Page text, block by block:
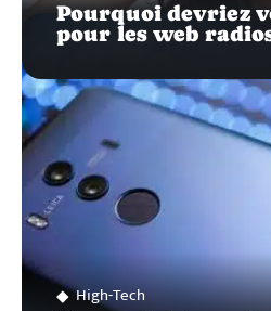
Pourquoi devriez
pour les web
High-Tech